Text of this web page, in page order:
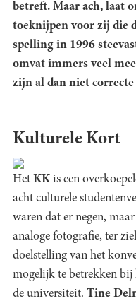
betreft. Maar ach, laat
toeknijpen voor zij die
spelling in 1996
omvat immers veel
zijn al dan niet
Kulturele Kort
Het KK is een
acht culturele
waren dat er negen,
analoge fotografie, ter
doelstelling van het
mogelijk te betrekken bij
de universiteit. Tine